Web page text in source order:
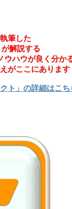
筆した
解説する
ウハウが良く分か
がここにあります
ト」の詳細はこち